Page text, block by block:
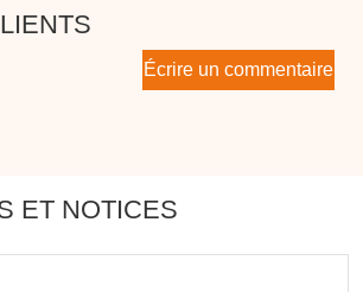
Écrire un commentaire
ET NOTICES